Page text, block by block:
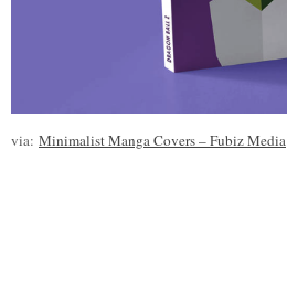
via: Minimalist Manga Covers – Fubiz Media